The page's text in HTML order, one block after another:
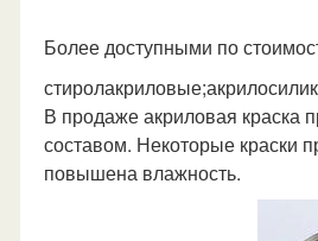
Более доступными по
В продаже акриловая краска
составом. Некоторые краски
повышена влажность.